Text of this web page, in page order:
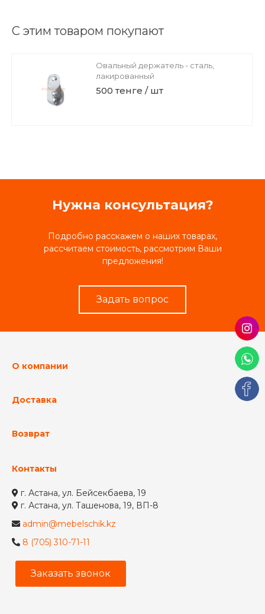
С этим товаром покупают
Овальный держатель - сталь,
лакированный
500 тенге / шт
Нужна консультация?
Подробно расскажем о наших товарах,
рассчитаем стоимость, рассмотрим Ваши
предложения!
Задать вопрос
О компании
Доставка
Возврат
Контакты
г. Астана, ул. Бейсекбаева, 19
г. Астана, ул. Ташенова, 19, ВП-8
admin@mebelschik.kz
8 (705) 310-71-11
Заказать звонок